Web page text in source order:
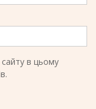
в цьому